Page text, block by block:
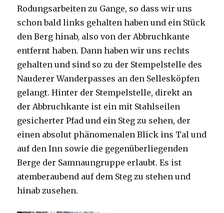
Rodungsarbeiten zu Gange, so dass wir uns
schon bald links gehalten haben und ein Stück
den Berg hinab, also von der Abbruchkante
entfernt haben. Dann haben wir uns rechts
gehalten und sind so zu der Stempelstelle des
Nauderer Wanderpasses an den Sellesköpfen
gelangt. Hinter der Stempelstelle, direkt an
der Abbruchkante ist ein mit Stahlseilen
gesicherter Pfad und ein Steg zu sehen, der
einen absolut phänomenalen Blick ins Tal und
auf den Inn sowie die gegenüberliegenden
Berge der Samnaungruppe erlaubt. Es ist
atemberaubend auf dem Steg zu stehen und
hinab zusehen.